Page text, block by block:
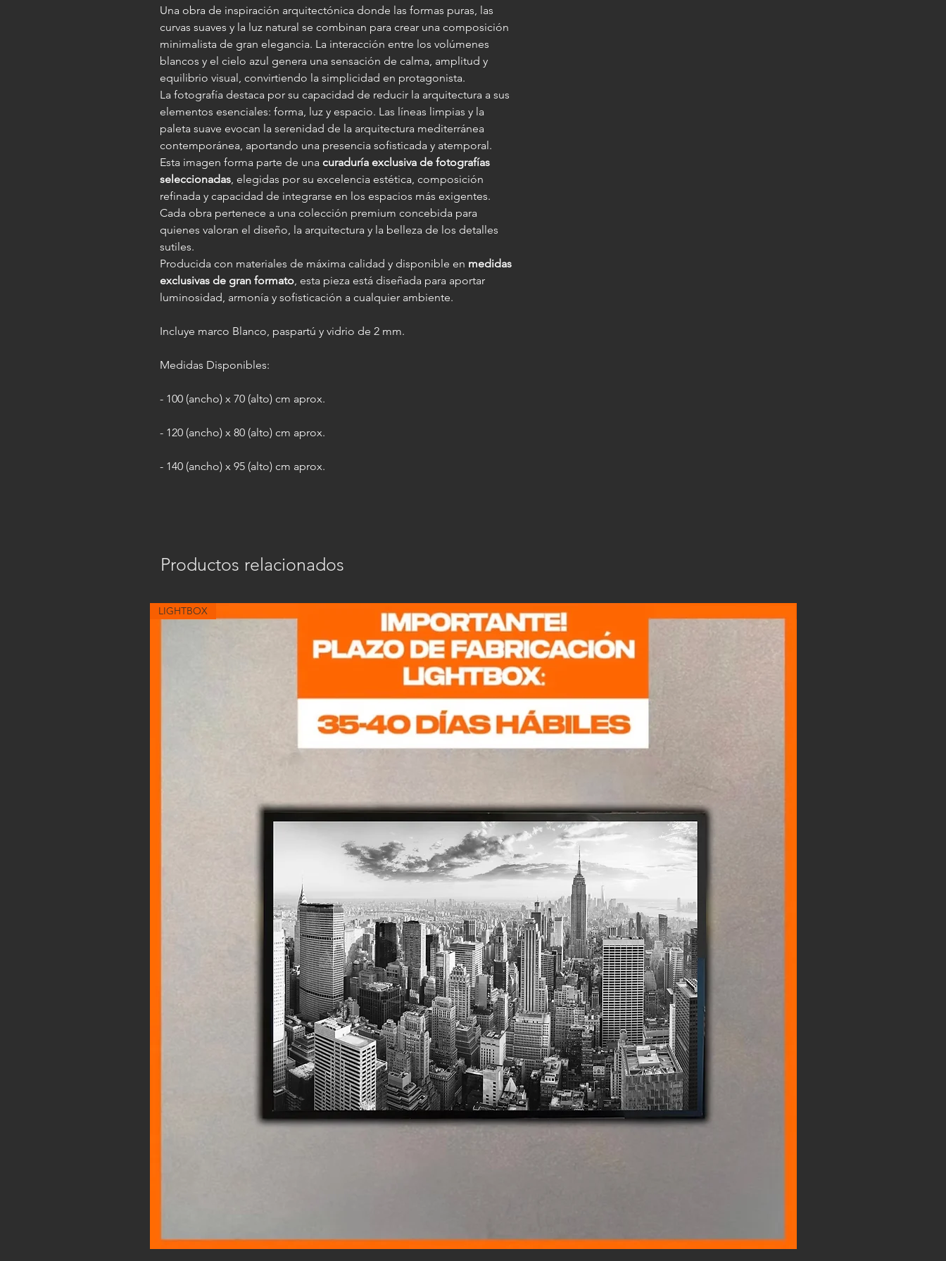
Una obra de inspiración arquitectónica donde las formas puras, las
curvas suaves y la luz natural se combinan para crear una composición
minimalista de gran elegancia. La interacción entre los volúmenes
blancos y el cielo azul genera una sensación de calma, amplitud y
equilibrio visual, convirtiendo la simplicidad en protagonista.
La fotografía destaca por su capacidad de reducir la arquitectura a sus
elementos esenciales: forma, luz y espacio. Las líneas limpias y la
paleta suave evocan la serenidad de la arquitectura mediterránea
contemporánea, aportando una presencia sofisticada y atemporal.
Esta imagen forma parte de una curaduría exclusiva de fotografías
seleccionadas, elegidas por su excelencia estética, composición
refinada y capacidad de integrarse en los espacios más exigentes.
Cada obra pertenece a una colección premium concebida para
quienes valoran el diseño, la arquitectura y la belleza de los detalles
sutiles.
Producida con materiales de máxima calidad y disponible en medidas
exclusivas de gran formato, esta pieza está diseñada para aportar
luminosidad, armonía y sofisticación a cualquier ambiente.
Incluye marco Blanco, paspartú y vidrio de 2 mm.
Medidas Disponibles:
- 100 (ancho) x 70 (alto) cm aprox.
- 120 (ancho) x 80 (alto) cm aprox.
- 140 (ancho) x 95 (alto) cm aprox.
Productos relacionados
LIGHTBOX